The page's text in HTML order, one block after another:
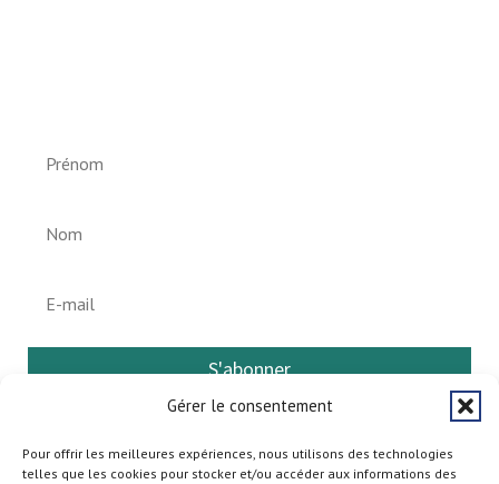
Gérer le consentement
Pour offrir les meilleures expériences, nous utilisons des technologies
telles que les cookies pour stocker et/ou accéder aux informations des
S'abonner